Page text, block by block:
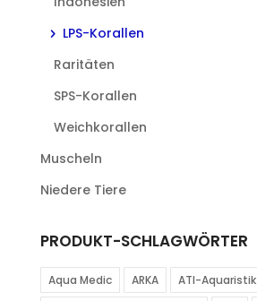
LPS-Korallen
Raritäten
SPS-Korallen
Weichkorallen
Muscheln
Niedere Tiere
PRODUKT-SCHLAGWÖRTER
Aqua Medic ARKA ATI-Aquaristik